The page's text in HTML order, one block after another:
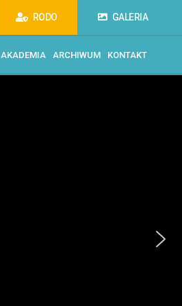
RODO GALERIA
AKADEMIA ARCHIWUM KONTAKT